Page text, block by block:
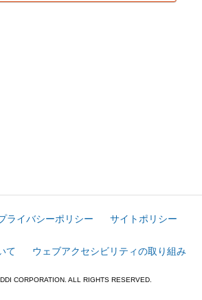
ライバシーポリシー サイトポリシー
て ウェブアクセシビリティの取り組み
CORPORATION. ALL RIGHTS RESERVED.